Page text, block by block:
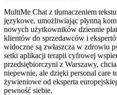
MultiMe Chat z tłumaczeniem
językowe, umożliwiając płynną
nowych użytkowników dziennie
klientów do sprzedawców i
widoczne są zwłaszcza w zdrowiu
setki aplikacji terapii cyfrowej
przedsiębiorczyni z Warszawy,
niepewnie, ale dzięki personal care
żywieniowe od eksperta
pewność siebie.